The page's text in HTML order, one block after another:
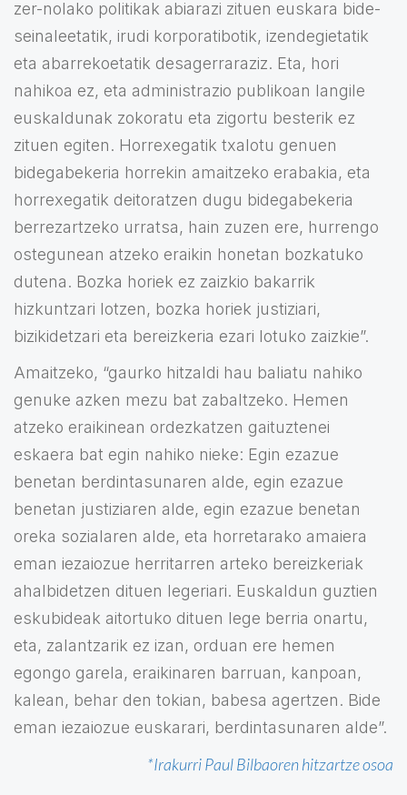
zer-nolako politikak abiarazi zituen euskara bide-
seinaleetatik, irudi korporatibotik, izendegietatik
eta abarrekoetatik desagerraraziz. Eta, hori
nahikoa ez, eta administrazio publikoan langile
euskaldunak zokoratu eta zigortu besterik ez
zituen egiten. Horrexegatik txalotu genuen
bidegabekeria horrekin amaitzeko erabakia, eta
horrexegatik deitoratzen dugu bidegabekeria
berrezartzeko urratsa, hain zuzen ere, hurrengo
ostegunean atzeko eraikin honetan bozkatuko
dutena. Bozka horiek ez zaizkio bakarrik
hizkuntzari lotzen, bozka horiek justiziari,
bizikidetzari eta bereizkeria ezari lotuko zaizkie”.
Amaitzeko, “gaurko hitzaldi hau baliatu nahiko
genuke azken mezu bat zabaltzeko. Hemen
atzeko eraikinean ordezkatzen gaituztenei
eskaera bat egin nahiko nieke: Egin ezazue
benetan berdintasunaren alde, egin ezazue
benetan justiziaren alde, egin ezazue benetan
oreka sozialaren alde, eta horretarako amaiera
eman iezaiozue herritarren arteko bereizkeriak
ahalbidetzen dituen legeriari. Euskaldun guztien
eskubideak aitortuko dituen lege berria onartu,
eta, zalantzarik ez izan, orduan ere hemen
egongo garela, eraikinaren barruan, kanpoan,
kalean, behar den tokian, babesa agertzen. Bide
eman iezaiozue euskarari, berdintasunaren alde”.
*Irakurri Paul Bilbaoren hitzartze osoa